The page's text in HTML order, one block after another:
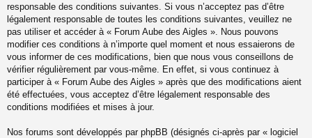
responsable des conditions suivantes. Si vous n’acceptez pas d’être
légalement responsable de toutes les conditions suivantes, veuillez ne
pas utiliser et accéder à « Forum Aube des Aigles ». Nous pouvons
modifier ces conditions à n’importe quel moment et nous essaierons de
vous informer de ces modifications, bien que nous vous conseillons de
vérifier régulièrement par vous-même. En effet, si vous continuez à
participer à « Forum Aube des Aigles » après que des modifications aient
été effectuées, vous acceptez d’être légalement responsable des
conditions modifiées et mises à jour.
Nos forums sont développés par phpBB (désignés ci-après par « logiciel